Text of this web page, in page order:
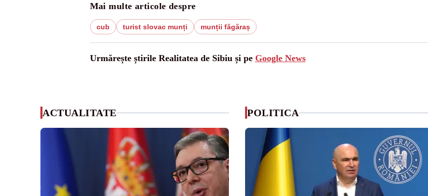
Mai multe articole despre
cub turist slovac munți munții făgăraș
Urmărește știrile Realitatea de Sibiu și pe Google News
ACTUALITATE POLITICA